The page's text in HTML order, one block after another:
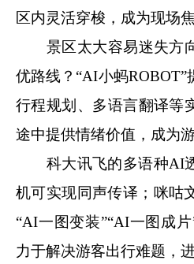
区内灵活穿梭，成为现场焦
景区太大容易迷失方
优路线？“AI小蚂ROBOT”
行程规划、多语言翻译等
途中提供情绪价值，成为游
科大讯飞的多语种AI
机可实现同声传译；咪咕
“AI一图变装”“AI一图成
力于解决游客出行难题，